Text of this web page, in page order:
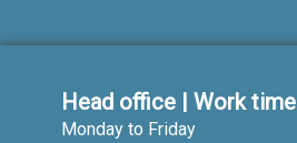
Head office | Work time
Monday to Friday